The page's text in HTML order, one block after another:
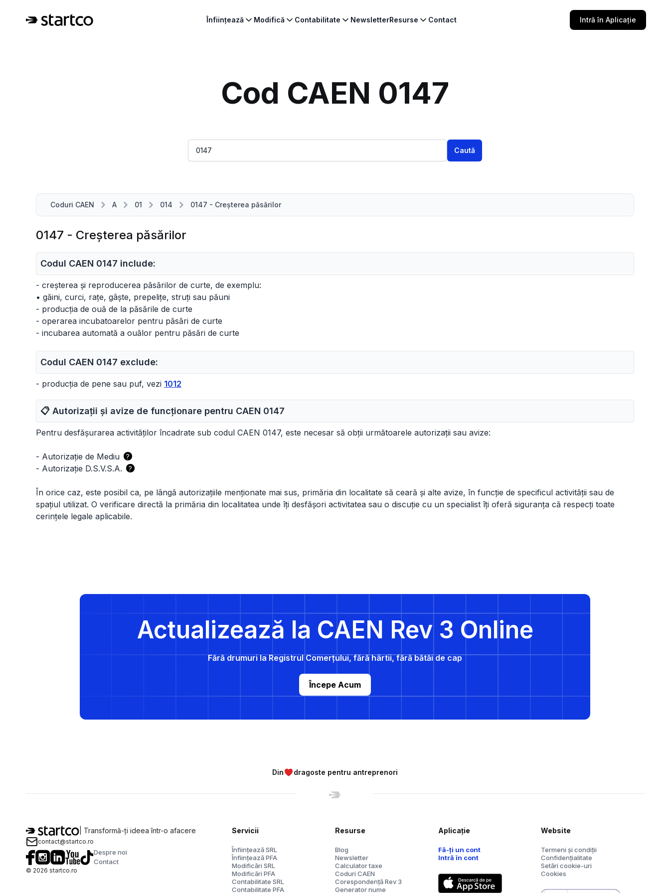
Înființează Modifică Contabilitate NewsletterResurse Contact Intră în Aplicație
Cod CAEN 0147
Caută
Coduri CAEN A 01 014 0147 - Creşterea păsărilor
0147 - Creşterea păsărilor
Codul CAEN 0147 include:
- creșterea și reproducerea păsărilor de curte, de exemplu:
• găini, curci, rațe, gâște, prepelițe, struți sau păuni
- producția de ouă de la păsările de curte
- operarea incubatoarelor pentru păsări de curte
- incubarea automată a ouălor pentru păsări de curte
Codul CAEN 0147 exclude:
- producția de pene sau puf, vezi 1012
📋 Autorizații și avize de funcționare pentru CAEN 0147
Pentru desfășurarea activităților încadrate sub codul CAEN 0147, este necesar să obții următoarele autorizații sau avize:
- Autorizație de Mediu ?
- Autorizație D.S.V.S.A. ?
În orice caz, este posibil ca, pe lângă autorizațiile menționate mai sus, primăria din localitate să ceară și alte avize, în funcție de specificul activității sau de
spațiul utilizat. O verificare directă la primăria din localitatea unde îți desfășori activitatea sau o discuție cu un specialist îți oferă siguranța că respecți toate
cerințele legale aplicabile.
Actualizează la CAEN Rev 3 Online
Fără drumuri la Registrul Comerțului, fără hârtii, fără bătăi de cap
Începe Acum
Din dragoste pentru antreprenori
| Transformă-ți ideea într-o afacere
contact@startco.ro
Despre noi
Contact
© 2026 startco.ro
Servicii
Înființează SRL
Înființează PFA
Modificări SRL
Modificări PFA
Contabilitate SRL
Contabilitate PFA
Resurse
Blog
Newsletter
Calculator taxe
Coduri CAEN
Corespondență Rev 3
Generator nume
Aplicație
Fă-ți un cont
Intră în cont
Website
Termeni și condiții
Confidențialitate
Setări cookie-uri
Cookies